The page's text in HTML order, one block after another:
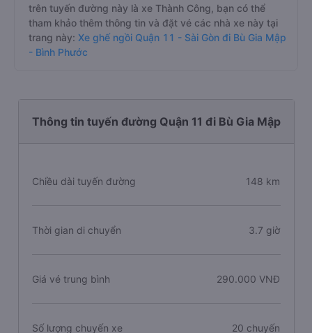
trên tuyến đường này là xe Thành Công, bạn có thể
tham khảo thêm thông tin và đặt vé các nhà xe này tại
trang này: Xe ghế ngồi Quận 11 - Sài Gòn đi Bù Gia Mập
- Bình Phước
Thông tin tuyến đường Quận 11 đi Bù Gia Mập
Chiều dài tuyến đường 148 km
Thời gian di chuyển 3.7 giờ
Giá vé trung bình 290.000 VNĐ
Số lượng chuyến xe 20 chuyến